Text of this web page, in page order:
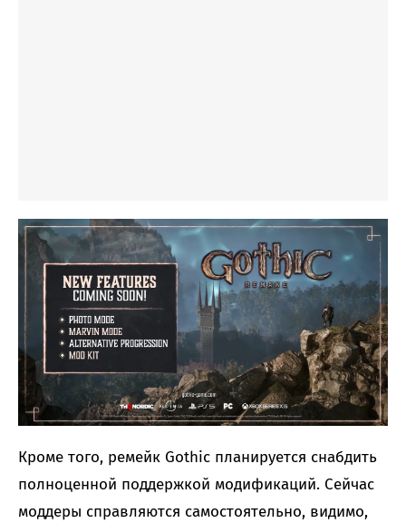
Кроме того, ремейк Gothic планируется снабдить
полноценной поддержкой модификаций. Сейчас
моддеры справляются самостоятельно, видимо,